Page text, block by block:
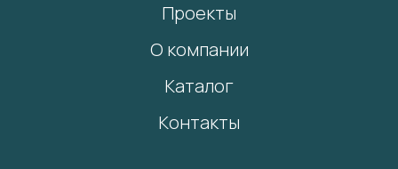
Проекты
О компании
Каталог
Контакты